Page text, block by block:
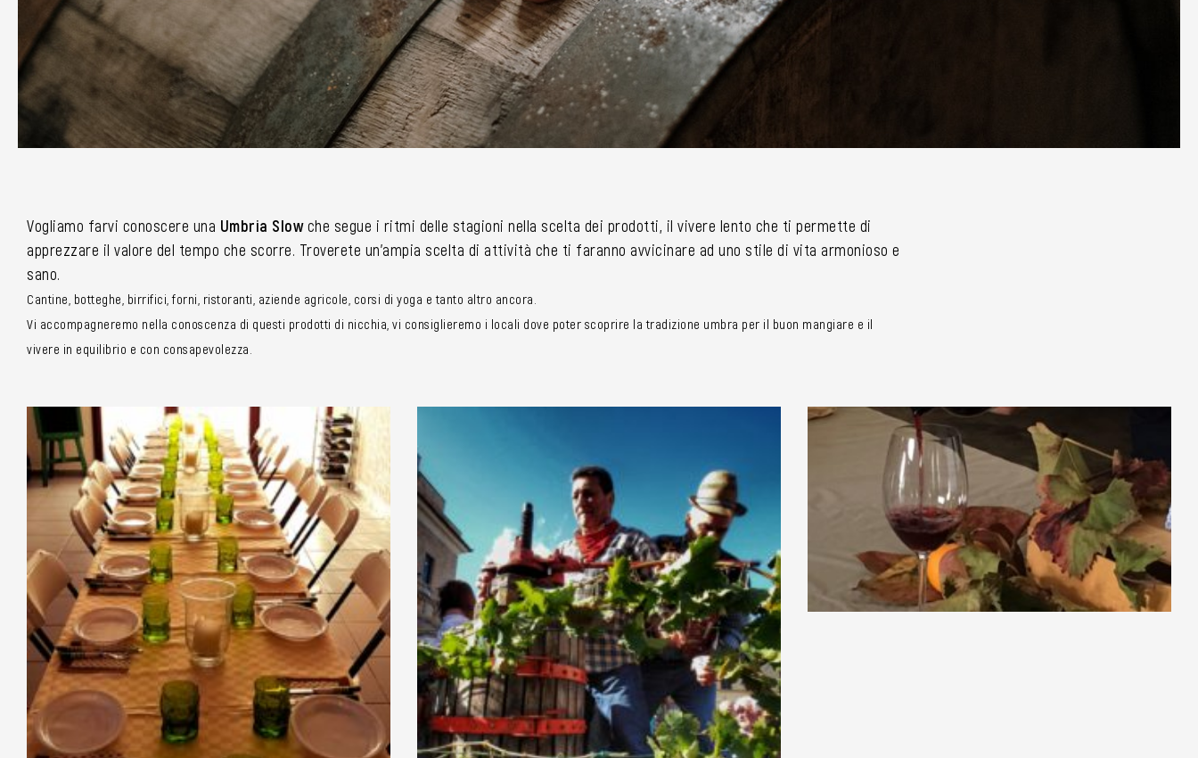
Vogliamo farvi conoscere una Umbria Slowche segue i ritmi delle stagioni nella scelta dei prodotti, il vivere lento che ti permette di
apprezzare il valore del tempo che scorre. Troverete un’ampia scelta di attività che ti faranno avvicinare ad uno stile di vita armonioso e
sano.
Cantine, botteghe, birrifici, forni, ristoranti, aziende agricole, corsi di yoga e tanto altro ancora.
Vi accompagneremo nella conoscenza di questi prodotti di nicchia, vi consiglieremo i locali dove poter scoprire la tradizione umbra per il buon mangiare e il
vivere in equilibrio e con consapevolezza.